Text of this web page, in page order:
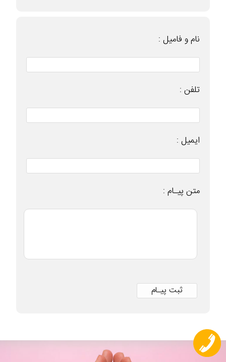
نام و فامیل :
تلفن :
ایمیل :
متن پیـام :